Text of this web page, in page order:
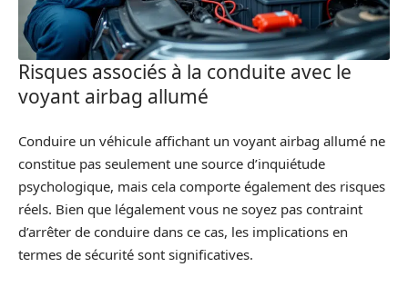
Risques associés à la conduite avec le
voyant airbag allumé
Conduire un véhicule affichant un voyant airbag allumé ne
constitue pas seulement une source d’inquiétude
psychologique, mais cela comporte également des risques
réels. Bien que légalement vous ne soyez pas contraint
d’arrêter de conduire dans ce cas, les implications en
termes de sécurité sont significatives.